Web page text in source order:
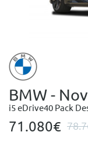
BMW -
i5 eDrive40 Pack
71.080€